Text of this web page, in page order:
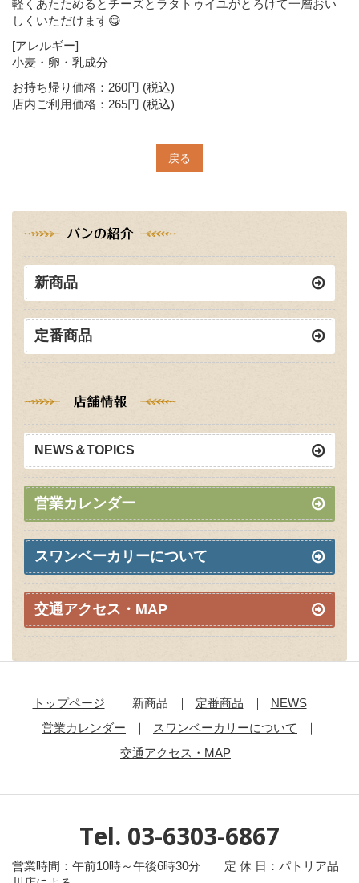
軽くあたためるとチーズとラタトゥイユがとろけて一層おい
しくいただけます😋
[アレルギー]
小麦・卵・乳成分
お持ち帰り価格：260円 (税込)
店内ご利用価格：265円 (税込)
戻る
新商品
定番商品
NEWS＆TOPICS
営業カレンダー
スワンベーカリーについて
交通アクセス・MAP
トップページ 新商品 定番商品
NEWS
営業カレンダー
スワンベーカリーについて
交通アクセス・MAP
Tel. 03-6303-6867
営業時間：午前10時～午後6時30分 定 休 日：パトリア品